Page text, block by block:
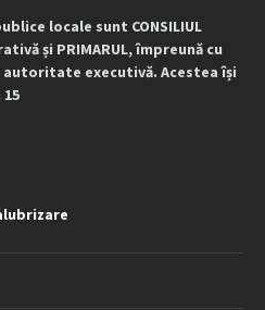
locale sunt CONSILIUL
și PRIMARUL, împreună cu
executivă. Acestea își